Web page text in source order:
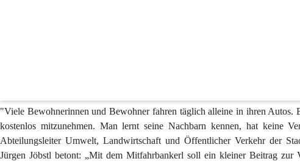
In St. Michael Ort und in der St. Michaeler Straße beim Sene Cura
Richtung Wolfsberg, so steckt man das "Ich will Richtung Wolfsberg" -
Hält jemand an, steckt man das Schild wieder zurück und fährt mit.
"Viele Bewohnerinnen und Bewohner fahren täglich alleine in ihren Autos.
kostenlos mitzunehmen. Man lernt seine Nachbarn kennen, hat keine
Abteilungsleiter Umwelt, Landwirtschaft und Öffentlicher Verkehr der
Jürgen Jöbstl betont: „Mit dem Mitfahrbankerl soll ein kleiner Beitrag